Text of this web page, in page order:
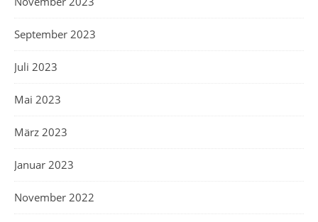
September 2023
Juli 2023
Mai 2023
März 2023
Januar 2023
November 2022